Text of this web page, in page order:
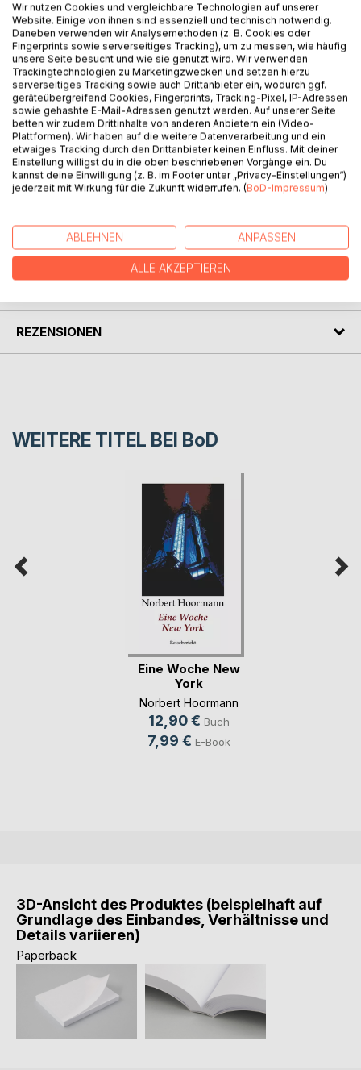
BESCHREIBUNG
Der Autor erzählt auf unterhaltsame Weise von seinen
Erlebnissen während einer einwöchigen Reise durch
Portugal mit einer Gruppe Senioren aus dem Münsterland.
Diese macht sich mit dem Bus auf den Weg von Porto im
Norden bis zur Algarve im Süden. Der Leser bekommt
einen kleinen Eindruck von Land und Leuten und kann über
einige ungewöhnliche, kuriose oder komische
Begebenheiten schmunzeln.
AUTOR/IN
REZENSIONEN
WEITERE TITEL BEI BoD
Eine Woche New
York
Norbert Hoormann
12,90 € Buch
7,99 € E-Book
3D-Ansicht des Produktes (beispielhaft auf
Grundlage des Einbandes, Verhältnisse und
Details variieren)
Paperback
Wir nutzen Cookies und vergleichbare Technologien auf unserer
Website. Einige von ihnen sind essenziell und technisch notwendig.
Daneben verwenden wir Analysemethoden (z. B. Cookies oder
Fingerprints sowie serverseitiges Tracking), um zu messen, wie häufig
unsere Seite besucht und wie sie genutzt wird. Wir verwenden
Trackingtechnologien zu Marketingzwecken und setzen hierzu
serverseitiges Tracking sowie auch Drittanbieter ein, wodurch ggf.
geräteübergreifend Cookies, Fingerprints, Tracking-Pixel, IP-Adressen
sowie gehashte E-Mail-Adressen genutzt werden. Auf unserer Seite
betten wir zudem Drittinhalte von anderen Anbietern ein (Video-
Plattformen). Wir haben auf die weitere Datenverarbeitung und ein
etwaiges Tracking durch den Drittanbieter keinen Einfluss. Mit deiner
Einstellung willigst du in die oben beschriebenen Vorgänge ein. Du
kannst deine Einwilligung (z. B. im Footer unter „Privacy-Einstellungen“)
jederzeit mit Wirkung für die Zukunft widerrufen. (BoD-Impressum)
ABLEHNEN ANPASSEN
ALLE AKZEPTIEREN